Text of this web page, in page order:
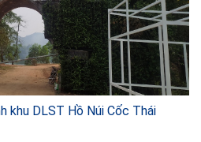
khu DLST Hồ Núi Cốc Thái